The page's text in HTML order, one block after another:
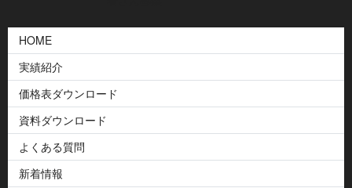
HOME
実績紹介
価格表ダウンロード
資料ダウンロード
よくある質問
新着情報